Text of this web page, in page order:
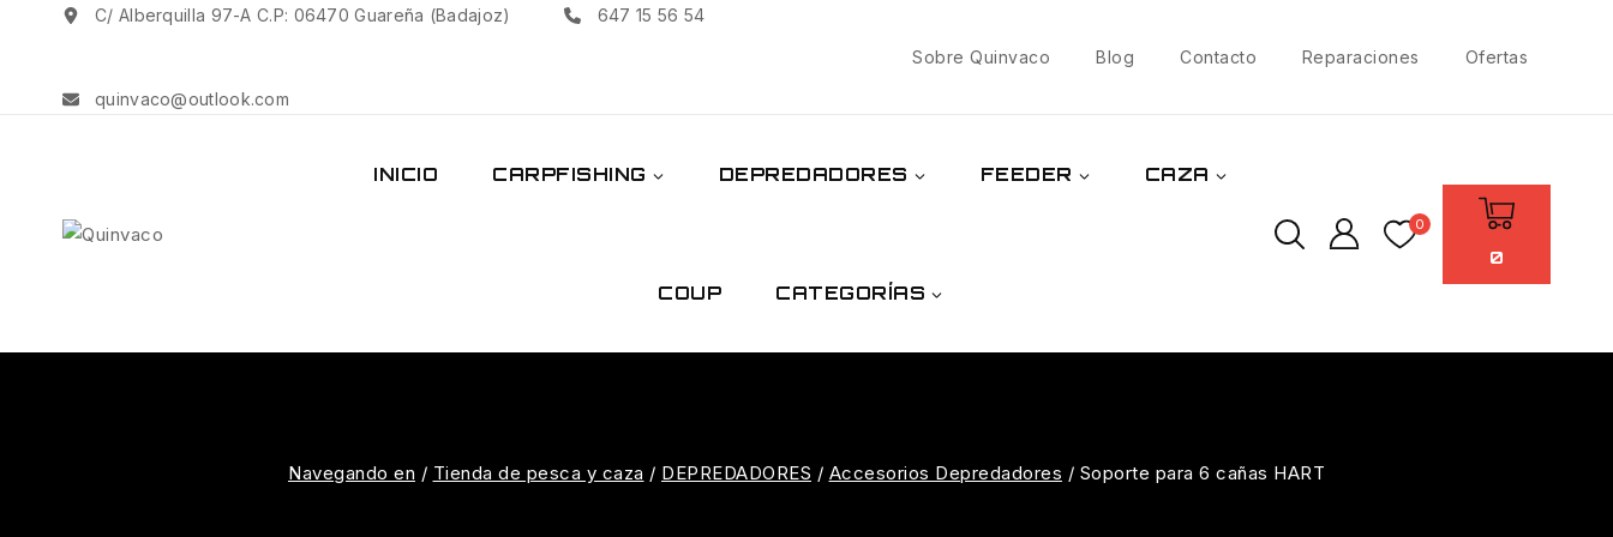
C/ Alberquilla 97-A C.P: 06470 Guareña (Badajoz) 647 15 56 54
quinvaco@outlook.com
Sobre Quinvaco Blog Contacto Reparaciones Ofertas
INICIO CARPFISHING DEPREDADORES FEEDER CAZA
COUP CATEGORÍAS
0
0
Navegando en / Tienda de pesca y caza / DEPREDADORES / Accesorios Depredadores / Soporte para 6 cañas HART